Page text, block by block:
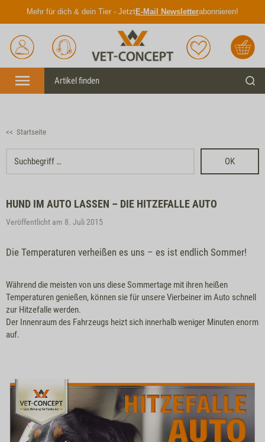
Mehr für dich & dein Tier - JetztE-Mail Newsletterabonnieren!
Anmelden
Unser
Service
Merkliste Warenkorb
Menü
<< Startseite
OK
HUND IM AUTO LASSEN – DIE HITZEFALLE AUTO
Veröffentlicht am 8. Juli 2015
Die Temperaturen verheißen es uns – es ist endlich Sommer!
Während die meisten von uns diese Sommertage mit ihren heißen
Temperaturen genießen, können sie für unsere Vierbeiner im Auto schnell
zur Hitzefalle werden.
Der Innenraum des Fahrzeugs heizt sich innerhalb weniger Minuten enorm
auf.